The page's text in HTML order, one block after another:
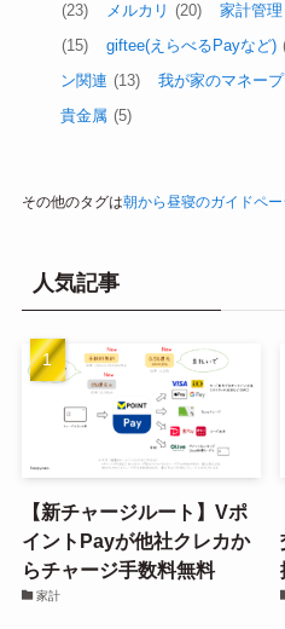
(23)
メルカリ (20) 家計管理
(15)
giftee(えらべるPayなど)
ン関連 (13) 我が家のマネー
貴金属 (5)
その他のタグは朝から昼寝のガイドペー
人気記事
【新チャージルート】Vポ
イントPayが他社クレカか
らチャージ手数料無料
家計